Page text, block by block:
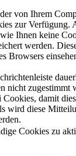
von Ihrem
zur Verfügung.
Ihnen keine
werden.
Browsers
nicht zugestimmt
damit
wird diese
Cookies zu